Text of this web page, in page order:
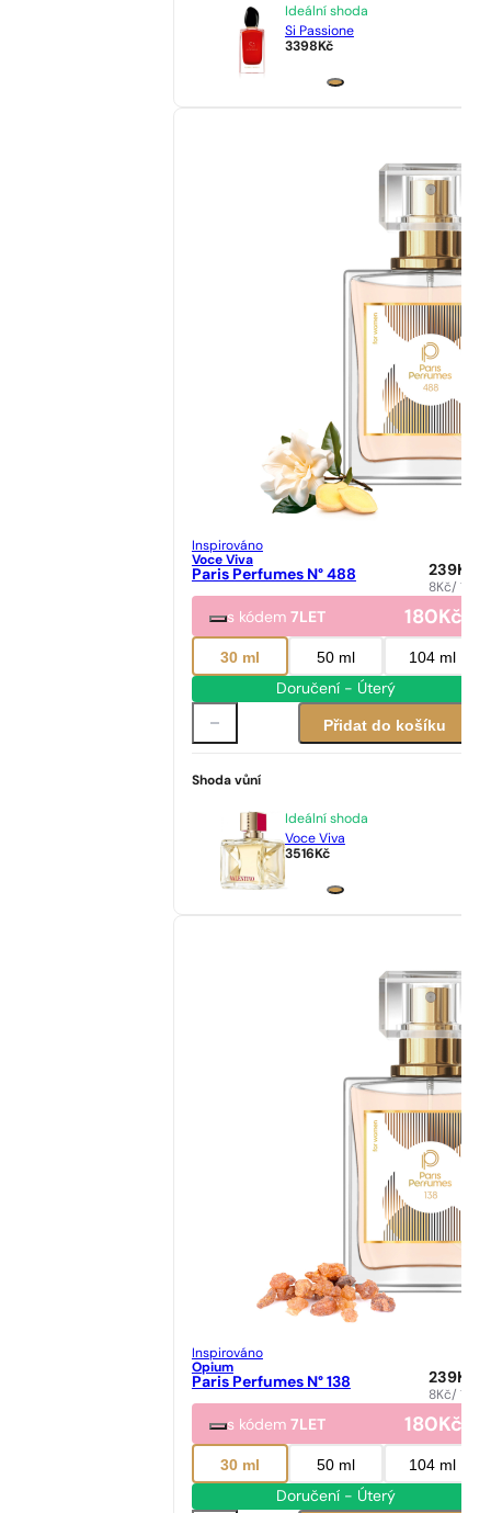
Ideální shoda
Si Passione
3398 Kč
Inspirováno
Voce Viva
Paris Perfumes N° 488 239Kč
8Kč/ 1ml
s kódem 7LET 180Kč
30 ml 50 ml 104 ml
Doručení - Úterý
Přidat do košíku
Shoda vůní
Ideální shoda
Voce Viva
3516 Kč
Inspirováno
Opium
Paris Perfumes N° 138 239Kč
8Kč/ 1ml
s kódem 7LET 180Kč
30 ml 50 ml 104 ml
Doručení - Úterý